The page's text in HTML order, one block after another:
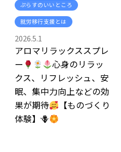
ぷらすのいいところ
就労移行支援とは
2026.5.1
アロマリラックススプレ
ー
心身のリラッ
クス、リフレッシュ、安
眠、集中力向上などの効
果が期待
【ものづくり
体験】🪻